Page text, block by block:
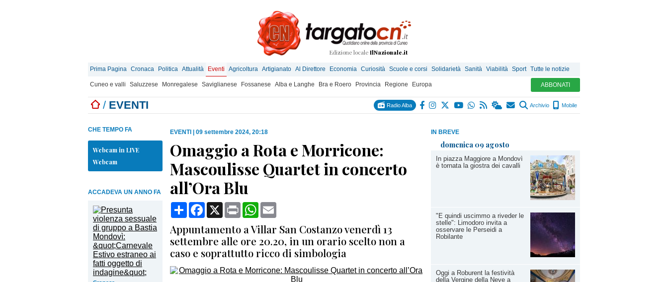
Edizione locale IlNazionale.it
Prima Pagina Cronaca Politica Attualità Eventi Agricoltura Artigianato Al Direttore Economia Curiosità Scuole e corsi Solidarietà Sanità Viabilità Sport Tutte le notizie
Cuneo e valli Saluzzese Monregalese Saviglianese Fossanese Alba e Langhe Bra e Roero Provincia Regione Europa ABBONATI
/ EVENTI Radio Alba Archivio Mobile
IN BREVE
domenica 09 agosto
In piazza Maggiore a Mondovì
è tornata la giostra dei cavalli
"E quindi uscimmo a riveder le
stelle": Limodoro invita a
osservare le Perseidi a
Robilante
Oggi a Roburent la festività
della Vergine della Neve a
CHE TEMPO FA
Webcam in LIVE
Webcam
ACCADEVA UN ANNO FA
EVENTI 09 settembre 2024, 20:18
Omaggio a Rota e Morricone:
Mascoulisse Quartet in concerto
all’Ora Blu
CondividiFacebook
X Print WhatsApp
Appuntamento a Villar San Costanzo venerdì 13
settembre alle ore 20.20, in un orario scelto non a
caso e soprattutto ricco di simbologia